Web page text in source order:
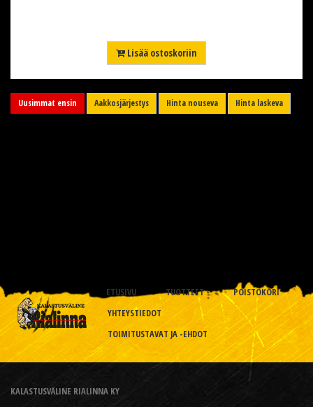
Lisää ostoskoriin
Uusimmat ensin Aakkosjärjestys Hinta nouseva Hinta laskeva
ETUSIVU TUOTTEET
POISTOKORI
YHTEYSTIEDOT
TOIMITUSTAVAT JA -EHDOT
KALASTUSVÄLINE RIALINNA KY